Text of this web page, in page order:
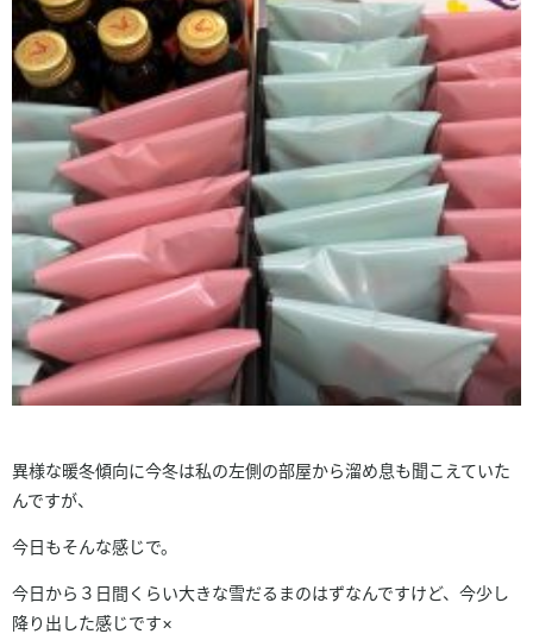
異様な暖冬傾向に今冬は私の左側の部屋から溜め息も聞こえていた
んですが、
今日もそんな感じで。
今日から３日間くらい大きな雪だるまのはずなんですけど、今少し
降り出した感じです×